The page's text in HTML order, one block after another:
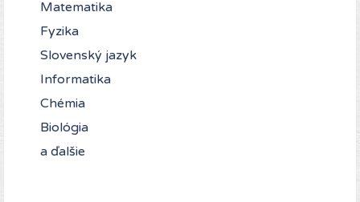
Matematika
Fyzika
Slovenský jazyk
Informatika
Chémia
Biológia
a ďalšie